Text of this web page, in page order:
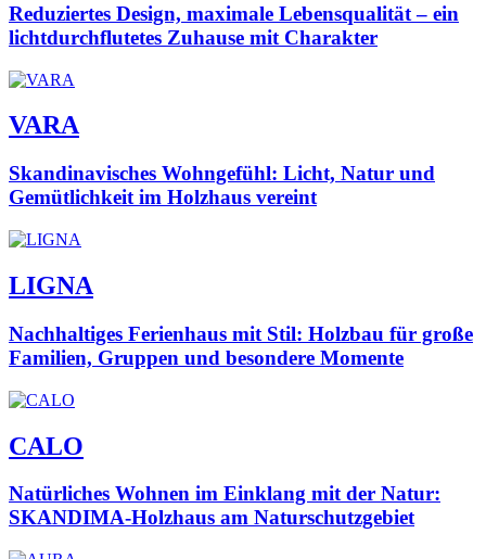
Reduziertes Design, maximale Lebensqualität – ein
lichtdurchflutetes Zuhause mit Charakter
VARA
Skandinavisches Wohngefühl: Licht, Natur und
Gemütlichkeit im Holzhaus vereint
LIGNA
Nachhaltiges Ferienhaus mit Stil: Holzbau für große
Familien, Gruppen und besondere Momente
CALO
Natürliches Wohnen im Einklang mit der Natur:
SKANDIMA-Holzhaus am Naturschutzgebiet